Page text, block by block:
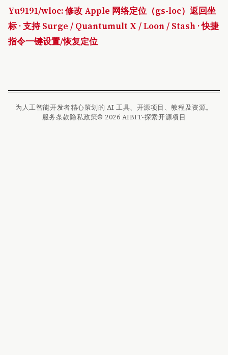
Yu9191/wloc: 修改 Apple 网络定位（gs-loc）返回坐
标 · 支持 Surge / Quantumult X / Loon / Stash · 快捷
指令一键设置/恢复定位
为人工智能开发者精心策划的 AI 工具、开源项目、教程及资源。
服务条款隐私政策© 2026 AIBIT-探索开源项目